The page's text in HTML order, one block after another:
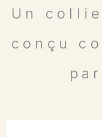
Un
conçu